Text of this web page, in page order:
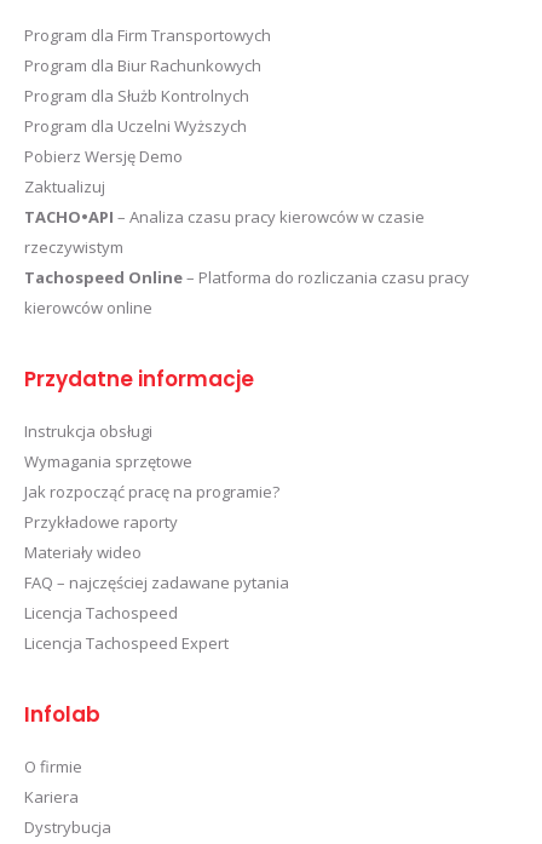
Program dla Firm Transportowych
Program dla Biur Rachunkowych
Program dla Służb Kontrolnych
Program dla Uczelni Wyższych
Pobierz Wersję Demo
Zaktualizuj
TACHO•API – Analiza czasu pracy kierowców w czasie
rzeczywistym
Tachospeed Online– Platforma do rozliczania czasu pracy
kierowców online
Przydatne informacje
Instrukcja obsługi
Wymagania sprzętowe
Jak rozpocząć pracę na programie?
Przykładowe raporty
Materiały wideo
FAQ – najczęściej zadawane pytania
Licencja Tachospeed
Licencja Tachospeed Expert
Infolab
O firmie
Kariera
Dystrybucja